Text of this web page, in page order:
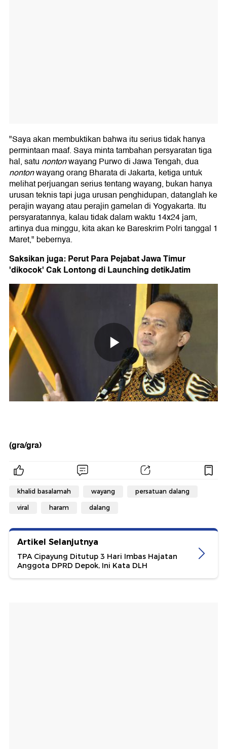
"Saya akan membuktikan bahwa itu serius tidak hanya
permintaan maaf. Saya minta tambahan persyaratan tiga
hal, satu nontonwayang Purwo di Jawa Tengah, dua
nontonwayang orang Bharata di Jakarta, ketiga untuk
melihat perjuangan serius tentang wayang, bukan hanya
urusan teknis tapi juga urusan penghidupan, datanglah ke
perajin wayang atau perajin gamelan di Yogyakarta. Itu
persyaratannya, kalau tidak dalam waktu 14x24 jam,
artinya dua minggu, kita akan ke Bareskrim Polri tanggal 1
Maret," bebernya.
Saksikan juga: Perut Para Pejabat Jawa Timur
'dikocok' Cak Lontong di Launching detikJatim
(gra/gra)
khalid basalamah wayang persatuan dalang
viral haram dalang
Artikel Selanjutnya
TPA Cipayung Ditutup 3 Hari Imbas Hajatan
Anggota DPRD Depok, Ini Kata DLH